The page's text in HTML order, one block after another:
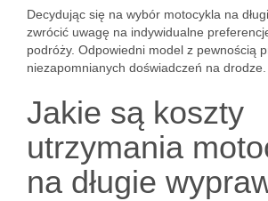
Decydując się na wybór motocykla na
zwrócić uwagę na indywidualne
podróży. Odpowiedni model z pewnością
niezapomnianych doświadczeń na drodze.
Jakie są koszty
utrzymania
na długie